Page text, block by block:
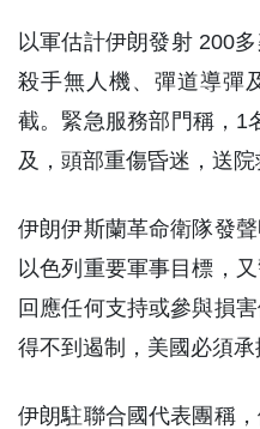
以軍估計伊朗發射 200
殺手無人機、彈道導彈
截。緊急服務部門稱，1
及，頭部重傷昏迷，送院
伊朗伊斯蘭革命衛隊發
以色列重要軍事目標，
回應任何支持或參與損
得不到遏制，美國必須承
伊朗駐聯合國代表團稱